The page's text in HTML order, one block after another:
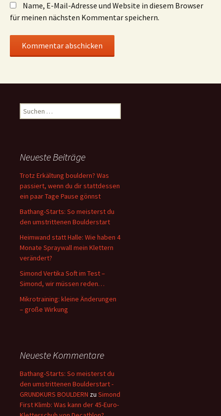
Name, E-Mail-Adresse und Website in diesem Browser
für meinen nächsten Kommentar speichern.
Suchen
nach:
Neueste Beiträge
Trotz Erkältung bouldern? Was
passiert, wenn du dir stattdessen
ein paar Tage Pause gönnst
Bathang-Starts: So meisterst du
den umstrittenen Boulderstart
Heimwand statt Halle: Wie haben 4
Monate Spraywall mein Klettern
verändert?
Simond Vertika Soft im Test –
Simond, wir müssen reden…
Mikrotraining: kleine Änderungen
– große Wirkung
Neueste Kommentare
Bathang-Starts: So meisterst du
den umstrittenen Boulderstart -
GRUNDKURS BOULDERN zu Simond
First Klimb: Was kann der 45-Euro-